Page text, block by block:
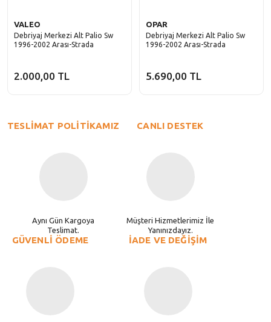
VALEO
Debriyaj Merkezi Alt Palio Sw
1996-2002 Arası-Strada
2.000,00 TL
OPAR
Debriyaj Merkezi Alt Palio Sw
1996-2002 Arası-Strada
5.690,00 TL
TESLİMAT POLİTİKAMIZ
Aynı Gün Kargoya
Teslimat.
CANLI DESTEK
Müşteri Hizmetlerimiz İle
Yanınızdayız.
GÜVENLİ ÖDEME İADE VE DEĞİŞİM